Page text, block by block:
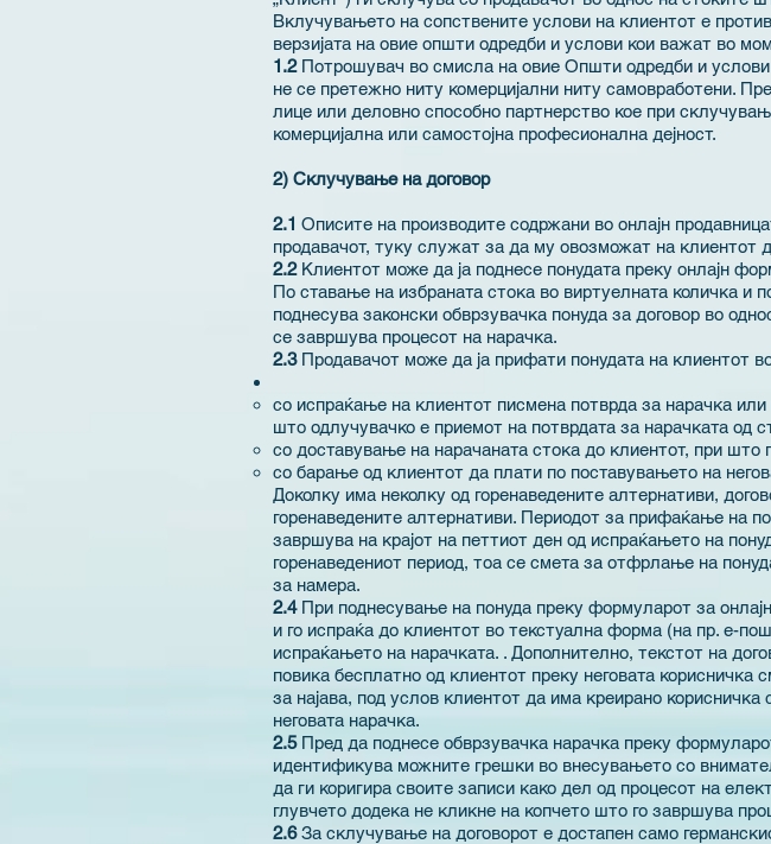
Вклучувањето на сопствените услови на клиентот е
верзијата на овие општи одредби и услови кои важат во
1.2 Потрошувач во смисла на овие Општи одредби и
не се претежно ниту комерцијални ниту самовработени.
лице или деловно способно партнерство кое при
комерцијална или самостојна професионална дејност.
2) Склучување на договор
2.1 Описите на производите содржани во онлајн
продавачот, туку служат за да му овозможат на клиентот
2.2 Клиентот може да ја поднесе понудата преку онлајн
По ставање на избраната стока во виртуелната количка и
поднесува законски обврзувачка понуда за договор во
се завршува процесот на нарачка.
2.3 Продавачот може да ја прифати понудата на клиентот
со испраќање на клиентот писмена потврда за нарачка
што одлучувачко е приемот на потврдата за нарачката од
со доставување на нарачаната стока до клиентот, при
со барање од клиентот да плати по поставувањето на
Доколку има неколку од горенаведените алтернативи,
горенаведените алтернативи. Периодот за прифаќање на
завршува на крајот на петтиот ден од испраќањето на
горенаведениот период, тоа се смета за отфрлање на
за намера.
2.4 При поднесување на понуда преку формуларот за
и го испраќа до клиентот во текстуална форма (на пр. е-
испраќањето на нарачката. . Дополнително, текстот на
повика бесплатно од клиентот преку неговата
за најава, под услов клиентот да има креирано
неговата нарачка.
2.5 Пред да поднесе обврзувачка нарачка преку
идентификува можните грешки во внесувањето со
да ги коригира своите записи како дел од процесот на
глувчето додека не кликне на копчето што го завршува
2.6 За склучување на договорот е достапен само